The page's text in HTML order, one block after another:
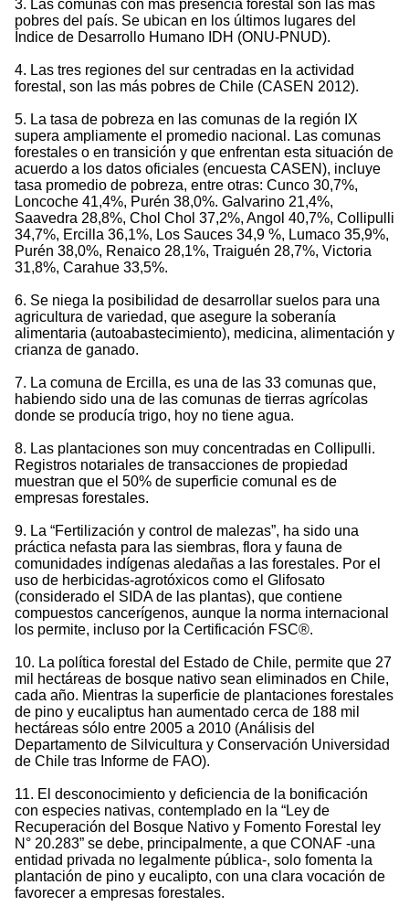
3. Las comunas con más presencia forestal son las más
pobres del país. Se ubican en los últimos lugares del
Índice de Desarrollo Humano IDH (ONU-PNUD).
4. Las tres regiones del sur centradas en la actividad
forestal, son las más pobres de Chile (CASEN 2012).
5. La tasa de pobreza en las comunas de la región IX
supera ampliamente el promedio nacional. Las comunas
forestales o en transición y que enfrentan esta situación de
acuerdo a los datos oficiales (encuesta CASEN), incluye
tasa promedio de pobreza, entre otras: Cunco 30,7%,
Loncoche 41,4%, Purén 38,0%. Galvarino 21,4%,
Saavedra 28,8%, Chol Chol 37,2%, Angol 40,7%, Collipulli
34,7%, Ercilla 36,1%, Los Sauces 34,9 %, Lumaco 35,9%,
Purén 38,0%, Renaico 28,1%, Traiguén 28,7%, Victoria
31,8%, Carahue 33,5%.
6. Se niega la posibilidad de desarrollar suelos para una
agricultura de variedad, que asegure la soberanía
alimentaria (autoabastecimiento), medicina, alimentación y
crianza de ganado.
7. La comuna de Ercilla, es una de las 33 comunas que,
habiendo sido una de las comunas de tierras agrícolas
donde se producía trigo, hoy no tiene agua.
8. Las plantaciones son muy concentradas en Collipulli.
Registros notariales de transacciones de propiedad
muestran que el 50% de superficie comunal es de
empresas forestales.
9. La “Fertilización y control de malezas”, ha sido una
práctica nefasta para las siembras, flora y fauna de
comunidades indígenas aledañas a las forestales. Por el
uso de herbicidas-agrotóxicos como el Glifosato
(considerado el SIDA de las plantas), que contiene
compuestos cancerígenos, aunque la norma internacional
los permite, incluso por la Certificación FSC®.
10. La política forestal del Estado de Chile, permite que 27
mil hectáreas de bosque nativo sean eliminados en Chile,
cada año. Mientras la superficie de plantaciones forestales
de pino y eucaliptus han aumentado cerca de 188 mil
hectáreas sólo entre 2005 a 2010 (Análisis del
Departamento de Silvicultura y Conservación Universidad
de Chile tras Informe de FAO).
11. El desconocimiento y deficiencia de la bonificación
con especies nativas, contemplado en la “Ley de
Recuperación del Bosque Nativo y Fomento Forestal ley
N° 20.283” se debe, principalmente, a que CONAF -una
entidad privada no legalmente pública-, solo fomenta la
plantación de pino y eucalipto, con una clara vocación de
favorecer a empresas forestales.